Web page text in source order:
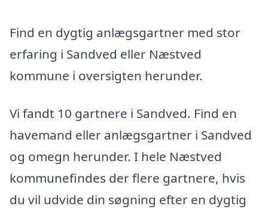
Find en dygtig anlægsgartner med stor
erfaring i Sandved eller Næstved
kommune i oversigten herunder.
Vi fandt 10 gartnere i Sandved. Find en
havemand eller anlægsgartner i Sandved
og omegn herunder. I hele Næstved
kommunefindes der flere gartnere, hvis
du vil udvide din søgning efter en dygtig